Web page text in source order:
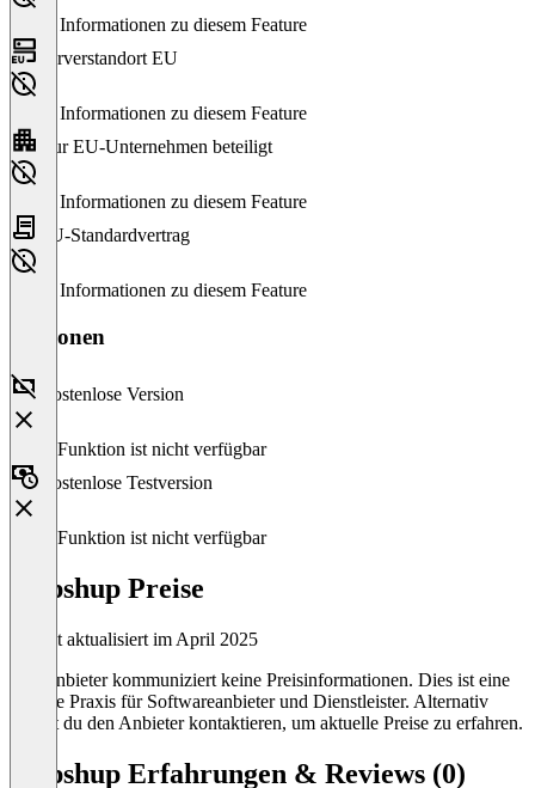
Keine Informationen zu diesem Feature
Serverstandort EU
Keine Informationen zu diesem Feature
Nur EU-Unternehmen beteiligt
Keine Informationen zu diesem Feature
EU-Standardvertrag
Keine Informationen zu diesem Feature
Versionen
Kostenlose Version
Diese Funktion ist nicht verfügbar
Kostenlose Testversion
Diese Funktion ist nicht verfügbar
Gupshup Preise
Zuletzt aktualisiert im April 2025
Der Anbieter kommuniziert keine Preisinformationen. Dies ist eine
übliche Praxis für Softwareanbieter und Dienstleister. Alternativ
kannst du den Anbieter kontaktieren, um aktuelle Preise zu erfahren.
Gupshup Erfahrungen & Reviews (0)